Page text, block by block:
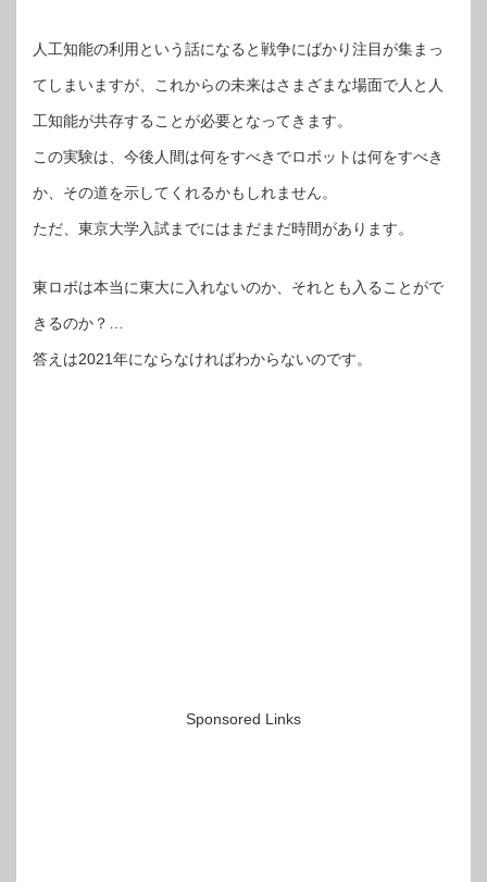
人工知能の利用という話になると戦争にばかり注目が集まっ
てしまいますが、これからの未来はさまざまな場面で人と人
工知能が共存することが必要となってきます。
この実験は、今後人間は何をすべきでロボットは何をすべき
か、その道を示してくれるかもしれません。
ただ、東京大学入試までにはまだまだ時間があります。
東ロボは本当に東大に入れないのか、それとも入ることがで
きるのか？…
答えは2021年にならなければわからないのです。
Sponsored Links